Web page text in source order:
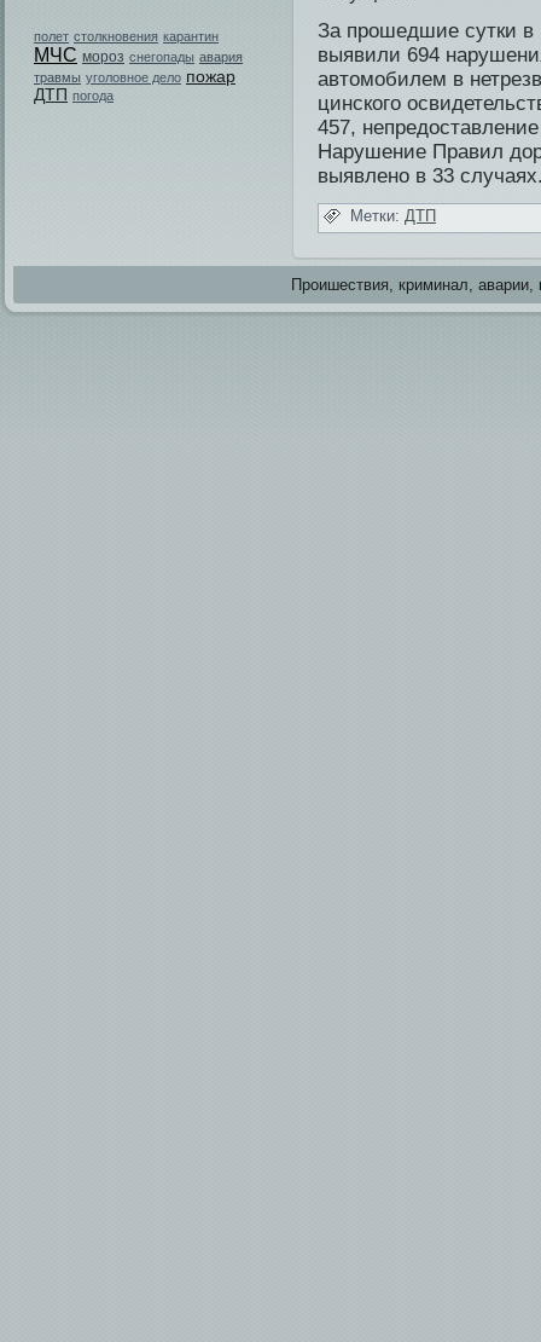
полет столкновения карантин
МЧС мороз снегопады авария
травмы уголовное дело пожар
ДТП погода
За прошедшие сутки в
выяви­ли 694
автомобилем в
цинского
457,
Нарушение Прави­л
выявлено в 33
Метки: ДТП
Проишестви­я, криминал,